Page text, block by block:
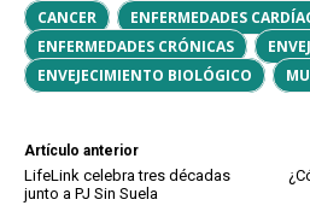
CANCER
ENFERMEDADES
ENFERMEDADES CRÓNICAS
ENVEJECIMIENTO BIOLÓGICO
Artículo anterior
LifeLink celebra tres décadas
junto a PJ Sin Suela